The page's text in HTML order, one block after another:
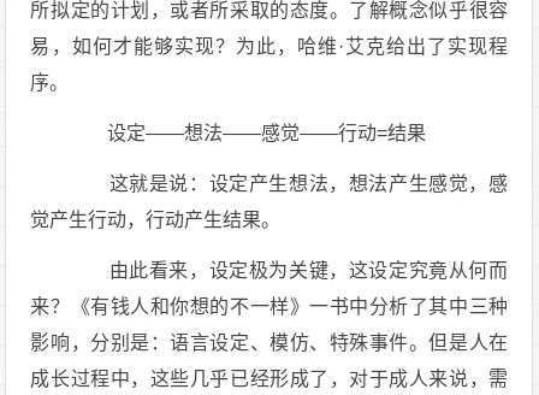
所拟定的计划，或者所采取的态度。了解概念似乎很容
易，如何才能够实现？为此，哈维·艾克给出了实现程
序。
设定——想法——感觉——行动=结果
这就是说：设定产生想法，想法产生感觉，感
觉产生行动，行动产生结果。
由此看来，设定极为关键，这设定究竟从何而
来？《有钱人和你想的不一样》一书中分析了其中三种
影响，分别是：语言设定、模仿、特殊事件。但是人在
成长过程中，这些几乎已经形成了，对于成人来说，需